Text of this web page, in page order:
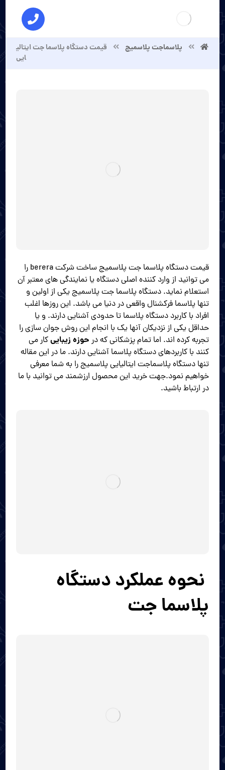
پلاسماجت پلاسمیج
قیمت دستگاه پلاسما جت ایتالی
ایی
قیمت دستگاه پلاسما جت پلاسمیج ساخت شرکت berera را
می توانید از وارد کننده اصلی دستگاه یا نمایندگی های معتبر آن
استعلام نماید. دستگاه پلاسما جت پلاسمیج یکی از اولین و
تنها پلاسما فرکشنال واقعی در دنیا می باشد. این روزها اغلب
افراد با کاربرد دستگاه پلاسما تا حدودی آشنایی دارند. و یا
حداقل یکی از نزدیکان آنها یک با انجام این روش جوان سازی را
تجربه کرده اند. اما تمام پزشکانی که در حوزه زیباییکار می
کنند با کاربردهای دستگاه پلاسما آشنایی دارند. ما در این مقاله
تنها دستگاه پلاسماجت ایتالیایی پلاسمیج را به شما معرفی
خواهیم نمود.جهت خرید این محصول ارزشمند می توانید با ما
در ارتباط باشید.
نحوه عملکرد دستگاه
پلاسما جت